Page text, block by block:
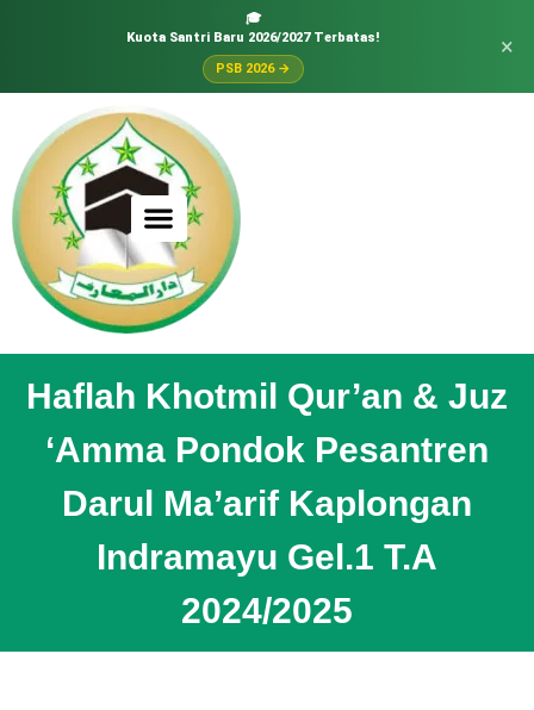
🎓
Kuota Santri Baru 2026/2027 Terbatas!
PSB 2026 →
×
Haflah Khotmil Qur’an & Juz
‘Amma Pondok Pesantren
Darul Ma’arif Kaplongan
Indramayu Gel.1 T.A
2024/2025